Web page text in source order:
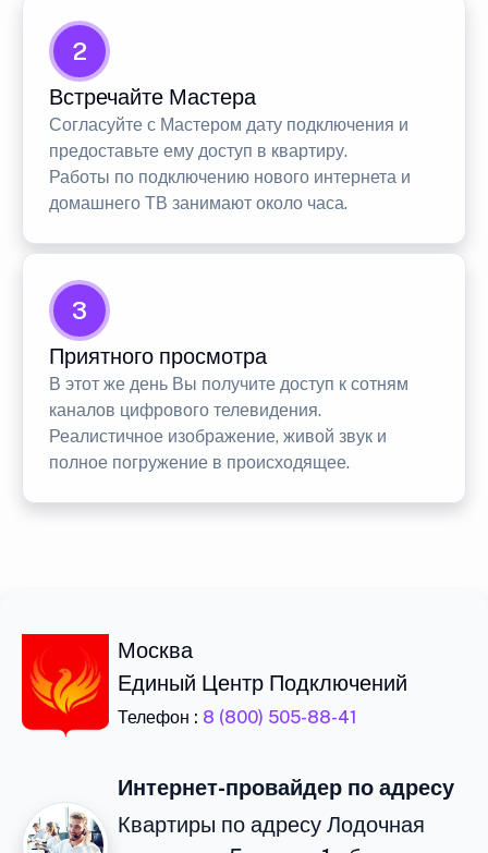
2
Встречайте Мастера
Согласуйте с Мастером дату подключения и
предоставьте ему доступ в квартиру.
Работы по подключению нового интернета и
домашнего ТВ занимают около часа.
3
Приятного просмотра
В этот же день Вы получите доступ к сотням
каналов цифрового телевидения.
Реалистичное изображение, живой звук и
полное погружение в происходящее.
Москва
Единый Центр Подключений
Телефон : 8 (800) 505-88-41
Интернет-провайдер по адресу
Квартиры по адресу Лодочная